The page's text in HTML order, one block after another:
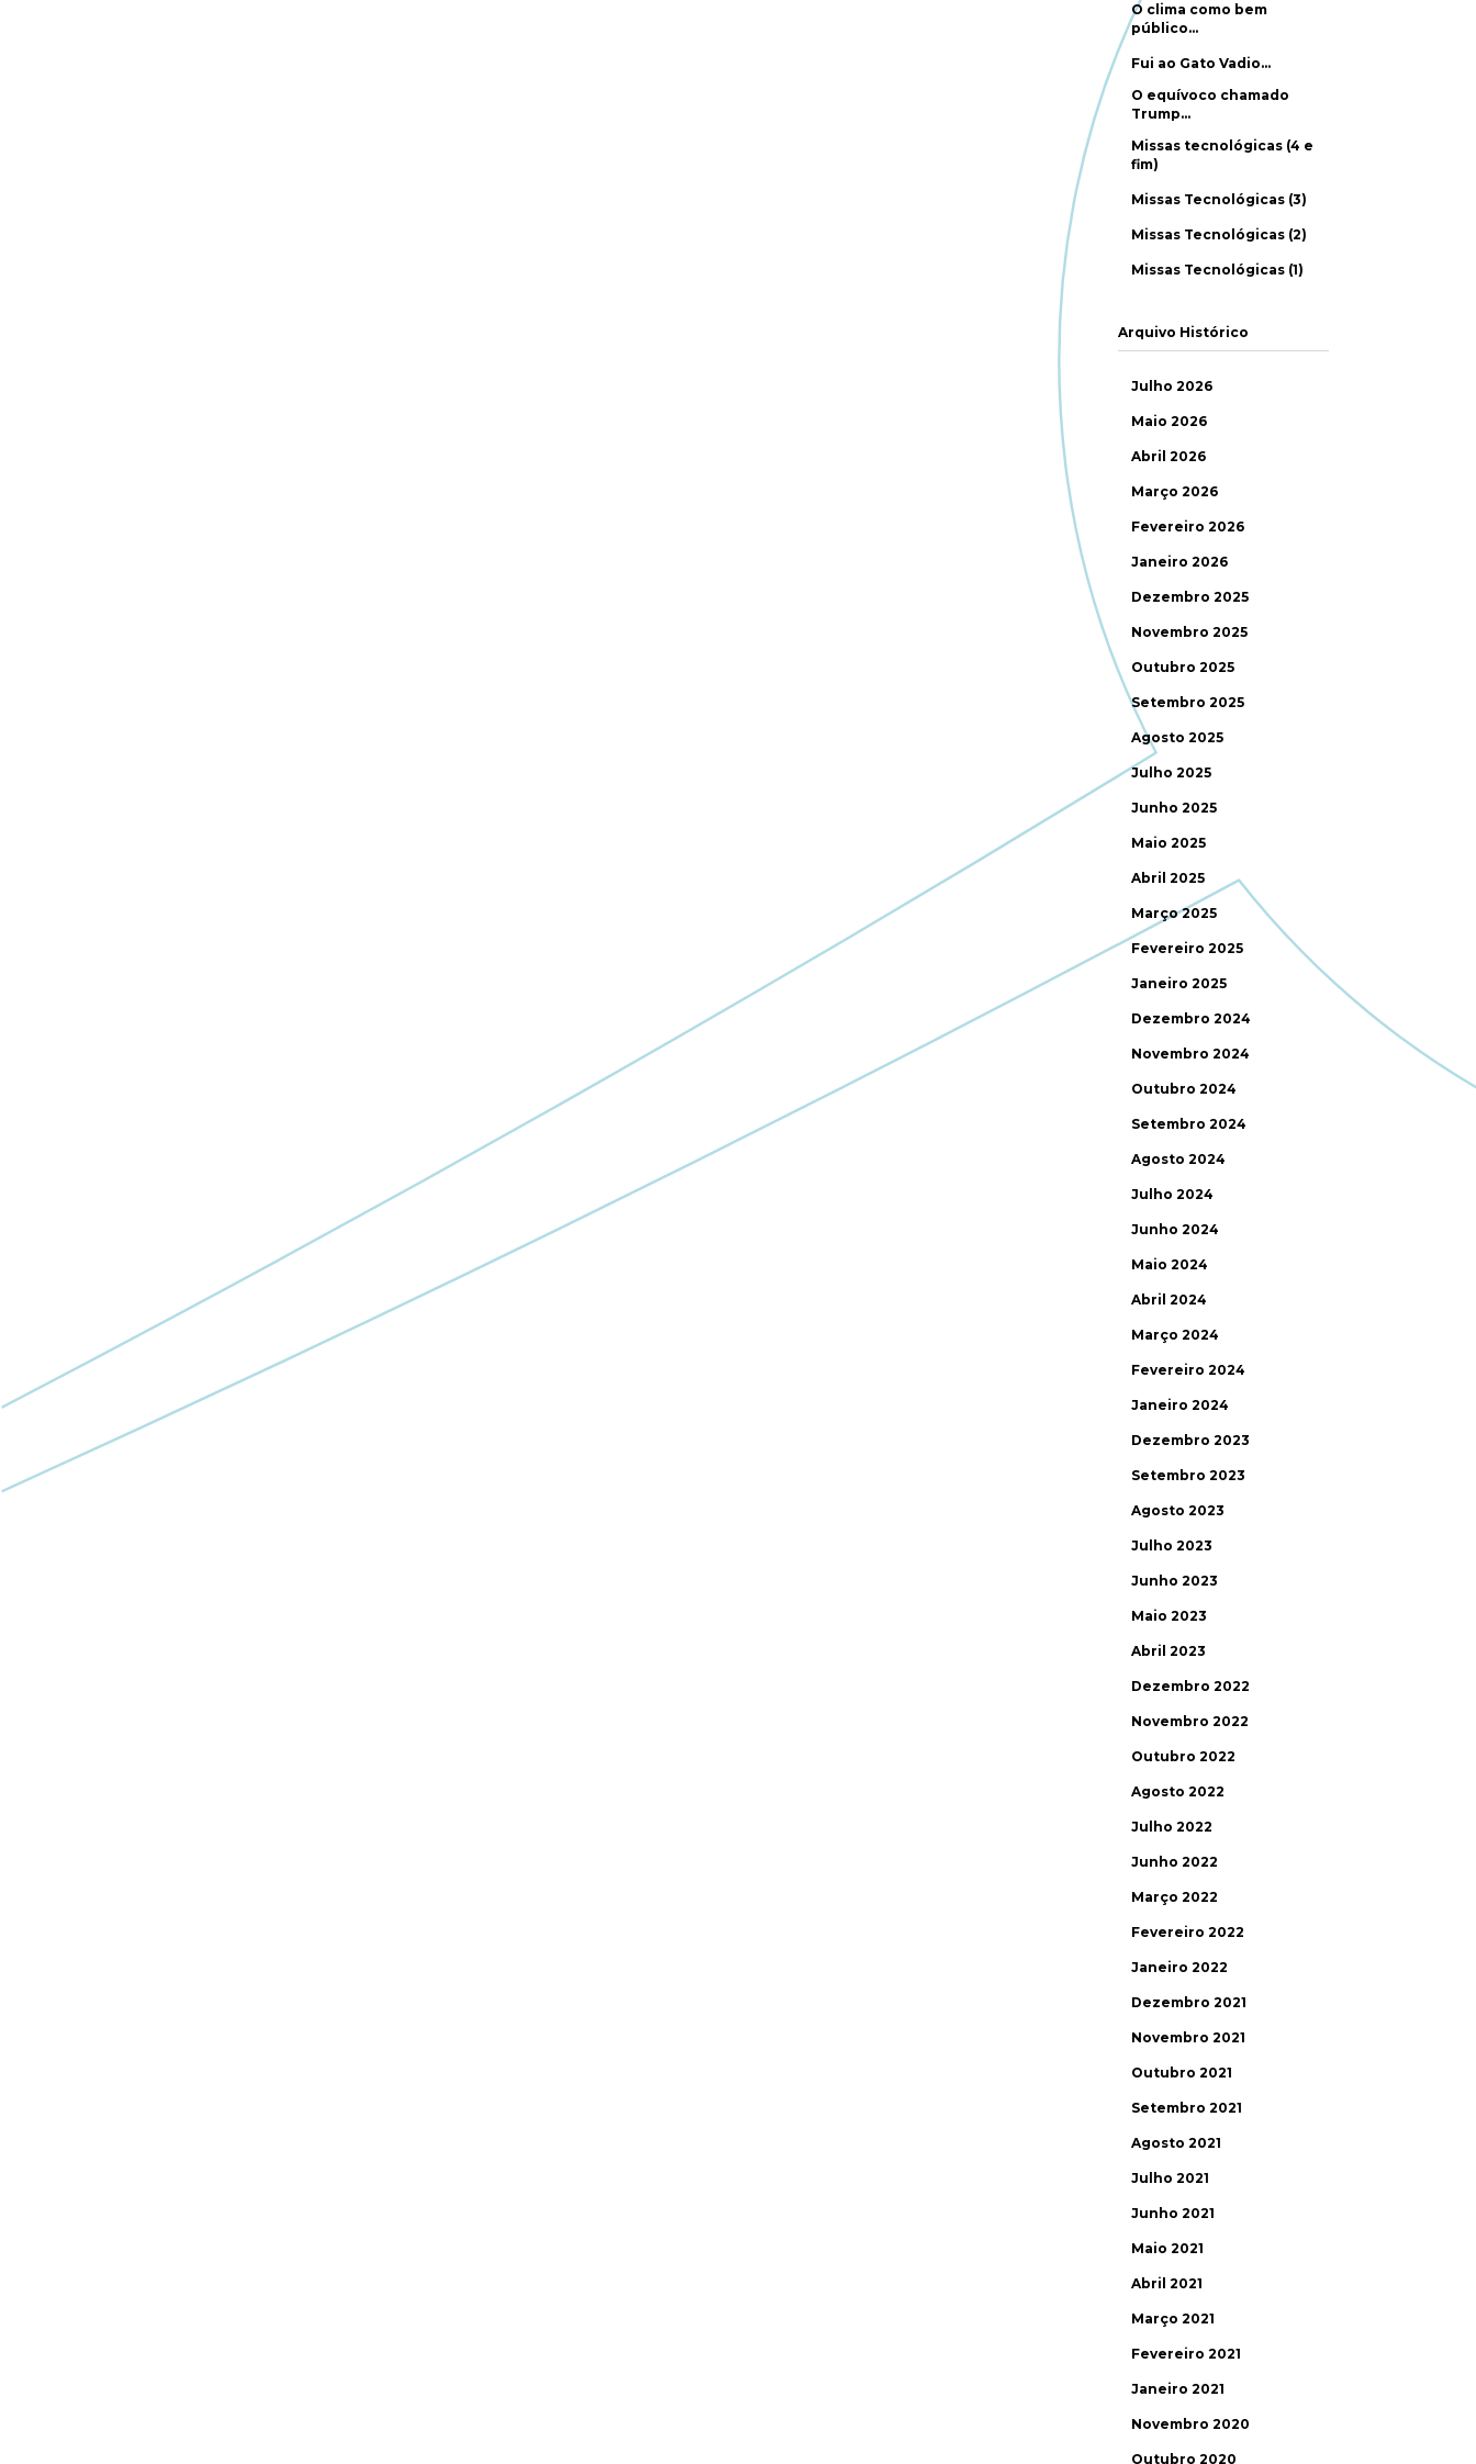
O clima como bem
público…
Fui ao Gato Vadio…
O equívoco chamado
Trump…
Missas tecnológicas (4 e
fim)
Missas Tecnológicas (3)
Missas Tecnológicas (2)
Missas Tecnológicas (1)
Arquivo Histórico
Julho 2026
Maio 2026
Abril 2026
Março 2026
Fevereiro 2026
Janeiro 2026
Dezembro 2025
Novembro 2025
Outubro 2025
Setembro 2025
Agosto 2025
Julho 2025
Junho 2025
Maio 2025
Abril 2025
Março 2025
Fevereiro 2025
Janeiro 2025
Dezembro 2024
Novembro 2024
Outubro 2024
Setembro 2024
Agosto 2024
Julho 2024
Junho 2024
Maio 2024
Abril 2024
Março 2024
Fevereiro 2024
Janeiro 2024
Dezembro 2023
Setembro 2023
Agosto 2023
Julho 2023
Junho 2023
Maio 2023
Abril 2023
Dezembro 2022
Novembro 2022
Outubro 2022
Agosto 2022
Julho 2022
Junho 2022
Março 2022
Fevereiro 2022
Janeiro 2022
Dezembro 2021
Novembro 2021
Outubro 2021
Setembro 2021
Agosto 2021
Julho 2021
Junho 2021
Maio 2021
Abril 2021
Março 2021
Fevereiro 2021
Janeiro 2021
Novembro 2020
Outubro 2020